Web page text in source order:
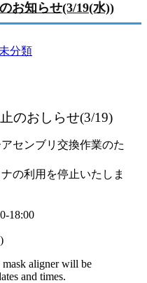
お知らせ(3/19(水))
未分類
のおしらせ(3/19)
センブリ交換作業のた
の利用を停止いたしま
18:00
aligner will be
and times.